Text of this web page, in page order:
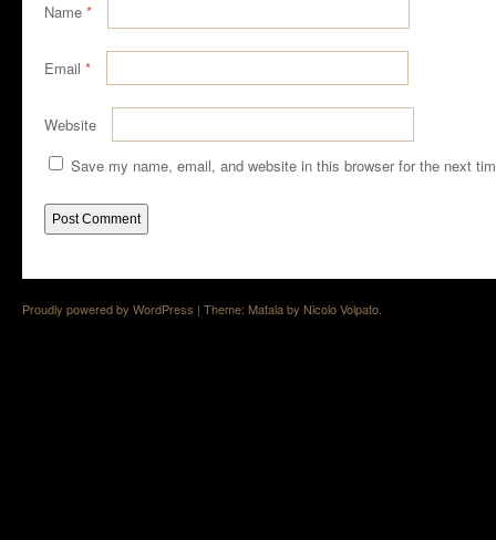
Name *
Email *
Website
Save my name, email, and website in this browser for the next
Proudly powered by WordPress | Theme: Matala by Nicolo Volpato